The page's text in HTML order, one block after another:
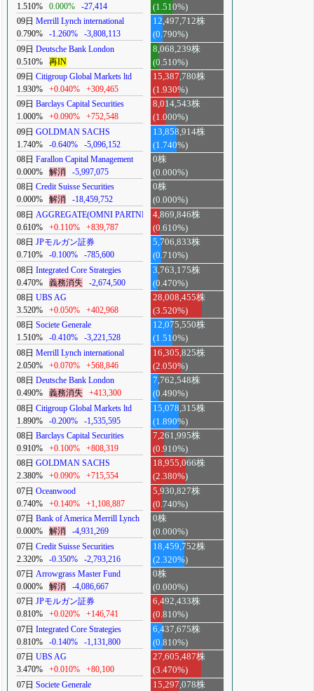
1.510%
0.000% -27,414
(1.510%)
09日 Merrill Lynch international
0.790%
-1.260% -3,808,113
12,497,712株
(0.790%)
09日 Deutsche Bank London
0.510%
再IN
8,068,239株
(0.510%)
09日 Citigroup Global Markets ltd
1.930%
+0.040% +309,465
15,387,780株
(1.930%)
09日 Barclays Capital Securities
1.000%
+0.090% +752,548
8,014,543株
(1.000%)
09日 GOLDMAN SACHS
1.740%
-0.640% -5,096,152
13,858,914株
(1.740%)
08日 Farallon Capital Management
0.000%
解消 -5,997,075
0株
(0.000%)
08日 Credit Suisse Securities
0.000%
解消 -18,459,752
0株
(0.000%)
08日 AGGREGATE(OMNI PARTNERS)
0.610%
+0.110% +839,787
4,869,846株
(0.610%)
08日 JPモルガン証券
0.710%
-0.100% -785,600
5,706,833株
(0.710%)
08日 Integrated Core Strategies
0.470%
義務消失 -2,674,500
3,763,175株
(0.470%)
08日 UBS AG
3.520%
+0.050% +402,968
28,008,455株
(3.520%)
08日 Societe Generale
1.510%
-0.410% -3,221,528
12,075,550株
(1.510%)
08日 Merrill Lynch international
2.050%
+0.070% +568,846
16,305,825株
(2.050%)
08日 Deutsche Bank London
0.490%
義務消失 +413,300
7,762,548株
(0.490%)
08日 Citigroup Global Markets ltd
1.890%
-0.200% -1,535,595
15,078,315株
(1.890%)
08日 Barclays Capital Securities
0.910%
+0.100% +808,319
7,261,995株
(0.910%)
08日 GOLDMAN SACHS
2.380%
+0.090% +715,554
18,955,066株
(2.380%)
07日 Oceanwood
0.740%
+0.140% +1,108,887
5,930,827株
(0.740%)
07日 Bank of America Merrill Lynch
0.000%
解消 -4,931,269
0株
(0.000%)
07日 Credit Suisse Securities
2.320%
-0.350% -2,793,216
18,459,752株
(2.320%)
07日 Arrowgrass Master Fund
0.000%
解消 -4,086,667
0株
(0.000%)
07日 JPモルガン証券
0.810%
+0.020% +146,741
6,492,433株
(0.810%)
07日 Integrated Core Strategies
0.810%
-0.140% -1,131,800
6,437,675株
(0.810%)
07日 UBS AG
3.470%
+0.010% +80,100
27,605,487株
(3.470%)
07日 Societe Generale
15,297,078株